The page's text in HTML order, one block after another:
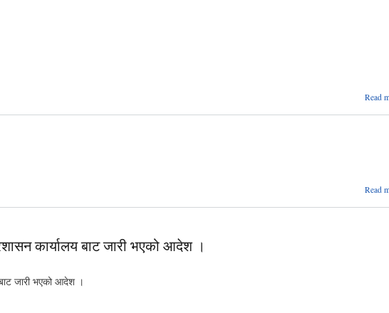
Read
Read
कार्यालय बाट जारी भएको आदेश ।
जारी भएको आदेश ।